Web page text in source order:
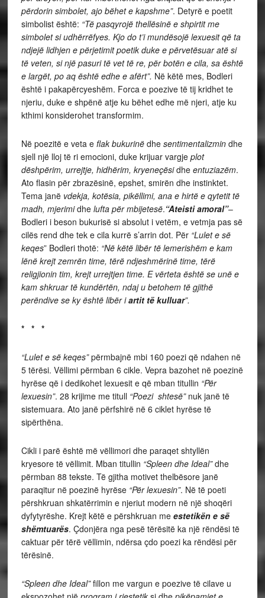
përdorin simbolet, ajo bëhet e kapshme”. Detyrë e poetit
simbolist është: “Të pasqyrojë thellësinë e shpirtit me
simbolet si udhërrëfyes. Kjo do t’i mundësojë lexuesit që ta
ndjejë lidhjen e përjetimit poetik duke e përvetësuar atë si
të veten, si një pasuri të vet të re, për botën e cila, sa është
e largët, po aq është edhe e afërt”. Në këtë mes, Bodleri
është i pakapërcyeshëm. Forca e poezive të tij kridhet te
njeriu, duke e shpënë atje ku bëhet edhe më njeri, atje ku
kthimi konsiderohet transformim.
Në poezitë e veta e flak bukurinë dhesentimentalizmindhe
sjell një lloj të ri emocioni, duke krijuar vargje plot
dëshpërim, urrejtje, hidhërim, kryeneçësidheentuziazëm.
Ato flasin për zbrazësinë, epshet, smirën dhe instinktet.
Tema janë vdekja, kotësia, pikëllimi, ana e hirtë e qytetit të
madh, mjerimidhelufta për mbijetesë.“Ateisti amoral”–
Bodleri i beson bukurisë si absolut i vetëm, e vetmja pas së
cilës rend dhe tek e cila kurrë s’arrin dot. Për “Lulet e së
keqes” Bodleri thotë: “Në këtë libër të lemerishëm e kam
lënë krejt zemrën time, tërë ndjeshmërinë time, tërë
religjionin tim, krejt urrejtjen time. E vërteta është se unë e
kam shkruar të kundërtën, ndaj u betohem të gjithë
perëndive se ky është libër iartit të kulluar”.
* * *
“Lulet e së keqes”përmbajnë mbi 160 poezi që ndahen në
5 tërësi. Vëllimi përmban 6 cikle. Vepra bazohet në poezinë
hyrëse që i dedikohet lexuesit e që mban titullin “Për
lexuesin”. 28 krijime me titull “Poezi shtesë”nuk janë të
sistemuara. Ato janë përfshirë në 6 ciklet hyrëse të
sipërthëna.
Cikli i parë është më vëllimori dhe paraqet shtyllën
kryesore të vëllimit. Mban titullin “Spleen dhe Ideal”dhe
përmban 88 tekste. Të gjitha motivet thelbësore janë
paraqitur në poezinë hyrëse “Për lexuesin”. Në të poeti
përshkruan shkatërrimin e njeriut modern në një shoqëri
dyfytyrëshe. Krejt këtë e përshkruan me estetikën e së
shëmtuarës. Çdonjëra nga pesë tërësitë ka një rëndësi të
caktuar për tërë vëllimin, ndërsa çdo poezi ka rëndësi për
tërësinë.
“Spleen dhe Ideal”fillon me vargun e poezive të cilave u